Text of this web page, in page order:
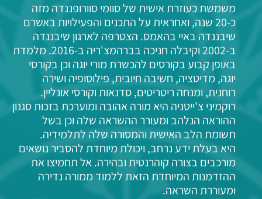
משמשת כעוזרת אישית של סוומי סוורופננדה מזה
כ-20 שנה, ואחראית על התכנים והפעילויות באשרם
שיבננדה באיי בהאמס. הצטרפה לארגון שיבננדה
ב-2002 וקיבלה חניכה בברהמצ'ריה ב-2016. מלמדת
באופן קבוע בקורסים להכשרת מורי יוגה וכן בקורסי
יוגה, מדיטציה, חשיבה חיובית, פילוסופיה ושירה
רוחנית, ומנחה ריטריטים, סדנאות וקורסי אונליין.
רוקמיני צ'ייטניה היא מורה אהובה ומוערכת בזכות סגנון
ההוראה הנלהב ומעורר ההשראה שלה וכן בשל
תשומת הלב האישית והמסורה שלה לתלמידיה.
היא בעלת ידע נרחב, ויכולת מיוחדת להסביר נושאים
מורכבים בצורה קוהרנטית ובהירה. אל תחמיצו את
ההזדמנות המיוחדת הזאת ללמוד ממורה נדירה
ומעוררת השראה.